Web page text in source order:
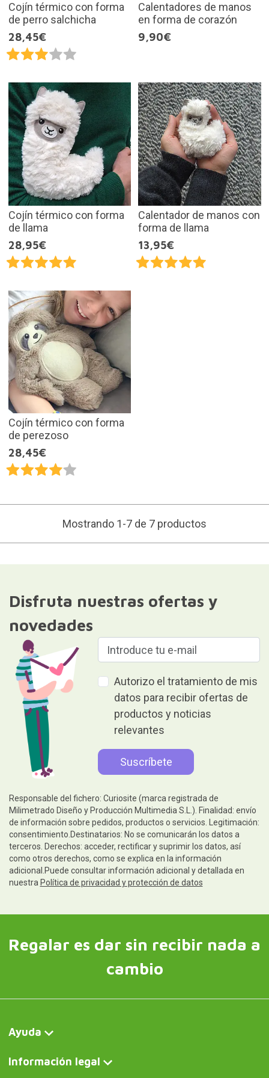
Cojín térmico con forma
de perro salchicha
28,45€
Calentadores de manos
en forma de corazón
9,90€
Cojín térmico con forma
de llama
28,95€
Calentador de manos con
forma de llama
13,95€
Cojín térmico con forma
de perezoso
28,45€
Mostrando 1-7 de 7 productos
Disfruta nuestras ofertas y
novedades
Autorizo el tratamiento de mis
datos para recibir ofertas de
productos y noticias
relevantes
Responsable del fichero: Curiosite (marca registrada de
Milimetrado Diseño y Producción Multimedia S.L.). Finalidad: envío
de información sobre pedidos, productos o servicios. Legitimación:
consentimiento.Destinatarios: No se comunicarán los datos a
terceros. Derechos: acceder, rectificar y suprimir los datos, así
como otros derechos, como se explica en la información
adicional.Puede consultar información adicional y detallada en
nuestra Política de privacidad y protección de datos
Regalar es dar sin recibir nada a
cambio
Ayuda
Información legal